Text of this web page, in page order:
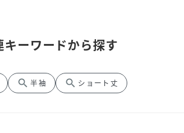
キーワードから探す
search 半袖 search ショート丈